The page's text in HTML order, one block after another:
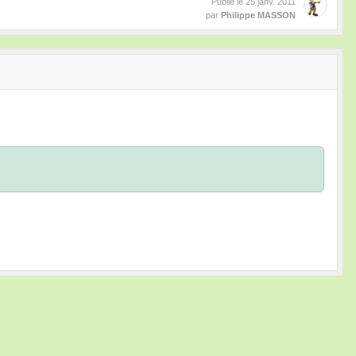
par Philippe MASSON